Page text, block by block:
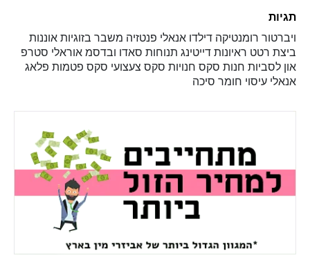
תגיות
ויברטור רומנטיקה דילדו אנאלי פנטזיה משבר בזוגיות אוננות
ביצת רטט ראיונות דייטינג תנוחות סאדו ובדסמ אוראלי סטרפ
און לסביות חנות סקס חנויות סקס צעצועי סקס פטמות פלאג
אנאלי עיסוי חומר סיכה